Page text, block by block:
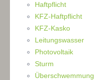
Haftpflicht
KFZ-Haftpflicht
KFZ-Kasko
Leitungswasser
Photovoltaik
Sturm
Überschwemmung